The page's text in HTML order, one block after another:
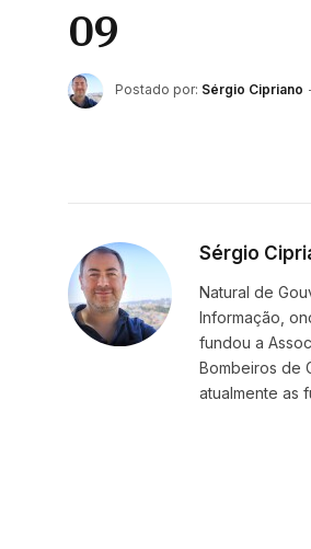
09
Postado por: Sérgio Cipriano
Sérgio
Natural de
Informação,
fundou a
Bombeiros de
atualmente as